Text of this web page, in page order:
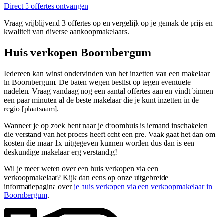
Direct 3 offertes ontvangen
Vraag vrijblijvend 3 offertes op en vergelijk op je gemak de prijs en
kwaliteit van diverse aankoopmakelaars.
Huis verkopen Boornbergum
Iedereen kan winst ondervinden van het inzetten van een makelaar
in Boornbergum. De baten wegen beslist op tegen eventuele
nadelen. Vraag vandaag nog een aantal offertes aan en vindt binnen
een paar minuten al de beste makelaar die je kunt inzetten in de
regio [plaatsaam].
Wanneer je op zoek bent naar je droomhuis is iemand inschakelen
die verstand van het proces heeft echt een pre. Vaak gaat het dan om
kosten die maar 1x uitgegeven kunnen worden dus dan is een
deskundige makelaar erg verstandig!
Wil je meer weten over een huis verkopen via een
verkoopmakelaar? Kijk dan eens op onze uitgebreide
informatiepagina overje huis verkopen via een verkoopmakelaar in
Boornbergum.